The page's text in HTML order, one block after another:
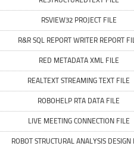
RSVIEW32 PROJECT FILE
R&R SQL REPORT WRITER REPORT
RED METADATA XML FILE
REALTEXT STREAMING TEXT FILE
ROBOHELP RTA DATA FILE
LIVE MEETING CONNECTION FILE
ROBOT STRUCTURAL ANALYSIS DESIGN